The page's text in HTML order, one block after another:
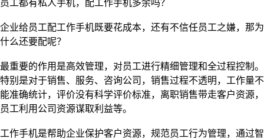
员工都有私人手机，配工作手机多余吗？
企业给员工配工作手机既要花成本，还有不信任员工之嫌，那为
什么还要配呢？
最重要的作用是高效管理，对员工进行精细管理和全过程控制。
特别是对于销售、服务、咨询公司，销售过程不透明，工作量不
能准确统计，评价没有科学评价标准，离职销售带走客户资源，
员工利用公司资源谋取利益等。
工作手机是帮助企业保护客户资源，规范员工行为管理，通过智